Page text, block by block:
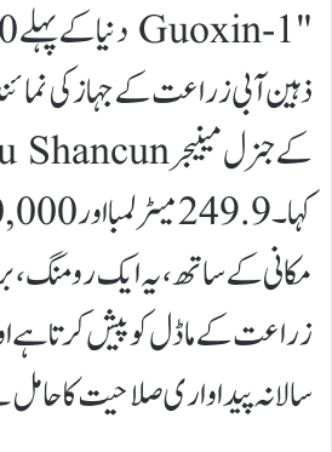
ذہین آبی زراعت کے جہاز کی
مکانی کے ساتھ، یہ ایک رومنگ،
سالانہ پیداواری صلاحیت کا